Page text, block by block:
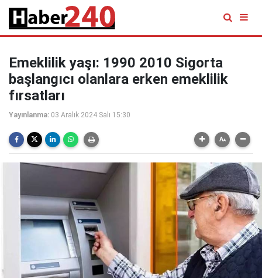
Emeklilik yaşı: 1990 2010 Sigorta
başlangıcı olanlara erken emeklilik
fırsatları
Yayınlanma: 03 Aralık 2024 Salı 15:30